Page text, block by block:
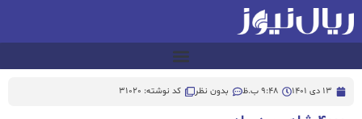
13 دی 1401 9:48 ب.ظ بدون نظر کد نوشته: 31020